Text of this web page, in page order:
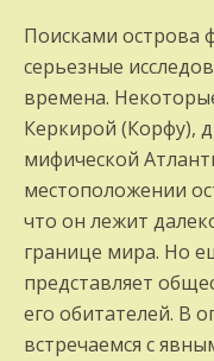
Поисками острова
серьезные
времена.
Керкирой (Корфу),
мифической
местоположении
что он лежит
границе мира. Но
представляет
его обитателей. В
встречаемся с